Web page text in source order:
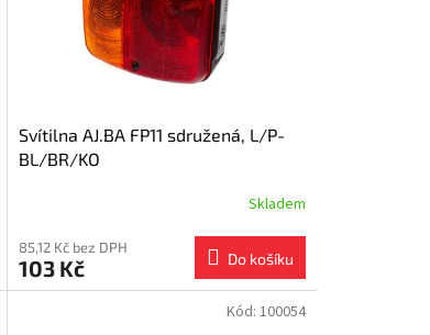
Svítilna AJ.BA FP11 sdružená, L/P-
BL/BR/KO
Skladem
85,12 Kč bez DPH
103 Kč Do košíku
Kód: 100054